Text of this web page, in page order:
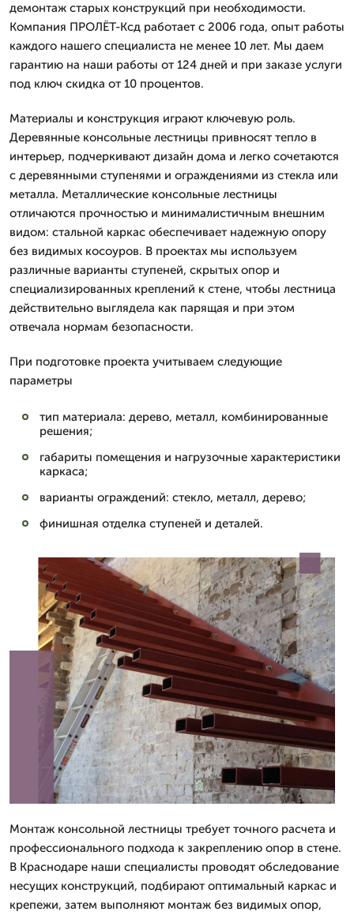
демонтаж старых конструкций при необходимости.
Компания ПРОЛЁТ-Ксд работает с 2006 года, опыт работы
каждого нашего специалиста не менее 10 лет. Мы даем
гарантию на наши работы от 124 дней и при заказе услуги
под ключ скидка от 10 процентов.
Материалы и конструкция играют ключевую роль.
Деревянные консольные лестницы привносят тепло в
интерьер, подчеркивают дизайн дома и легко сочетаются
с деревянными ступенями и ограждениями из стекла или
металла. Металлические консольные лестницы
отличаются прочностью и минималистичным внешним
видом: стальной каркас обеспечивает надежную опору
без видимых косоуров. В проектах мы используем
различные варианты ступеней, скрытых опор и
специализированных креплений к стене, чтобы лестница
действительно выглядела как парящая и при этом
отвечала нормам безопасности.
При подготовке проекта учитываем следующие
параметры
тип материала: дерево, металл, комбинированные
решения;
габариты помещения и нагрузочные характеристики
каркаса;
варианты ограждений: стекло, металл, дерево;
финишная отделка ступеней и деталей.
Монтаж консольной лестницы требует точного расчетa и
профессионального подходa к закреплению опор в стене.
В Краснодаре наши специалисты проводят обследование
несущих конструкций, подбирают оптимальный каркас и
крепежи, затем выполняют монтаж без видимых опор,